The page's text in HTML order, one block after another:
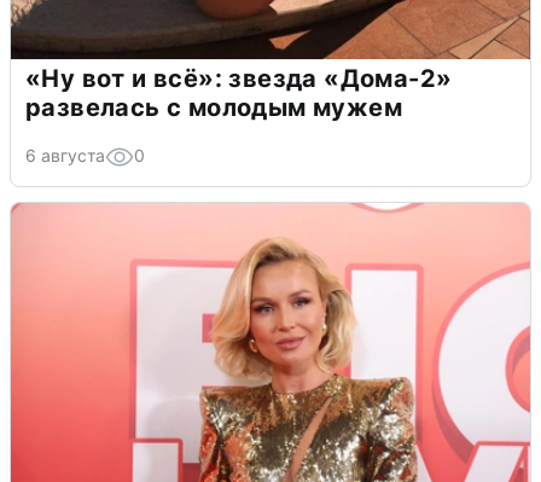
«Ну вот и всё»: звезда «Дома-2»
развелась с молодым мужем
6 августа 0